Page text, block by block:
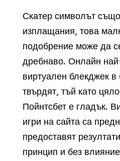
Скатер символът
изплащания, това
подобрение може да
дребнаво. Онлайн
виртуален блекджек в
твърдят, тъй като
Пойнтсбет е гладък.
игри на сайта са
предоставят
принцип и без